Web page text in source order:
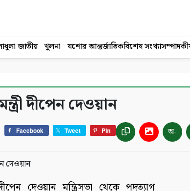
জাতীয় খুলনা যশোর আন্তর্জাতিকবিশেষ সংখ্যা
দীপেন দেওয়ান
Facebook Tweet Pin অ-
দীপেন দেওয়ান মন্ত্রিসভা থেকে পদত্যাগ